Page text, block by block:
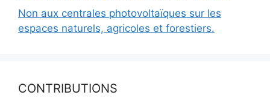
Non aux centrales photovoltaïques sur les
espaces naturels, agricoles et forestiers.
CONTRIBUTIONS